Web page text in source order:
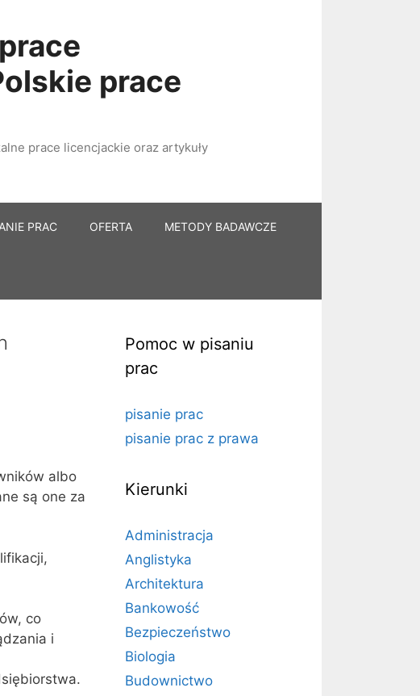
prace
prace licencjackie oraz artykuły
PRAC OFERTA METODY BADAWCZE
albo
są one za
co
i
Pomoc w pisaniu
prac
pisanie prac
pisanie prac z prawa
Kierunki
Administracja
Anglistyka
Architektura
Bankowość
Bezpieczeństwo
Biologia
Budownictwo